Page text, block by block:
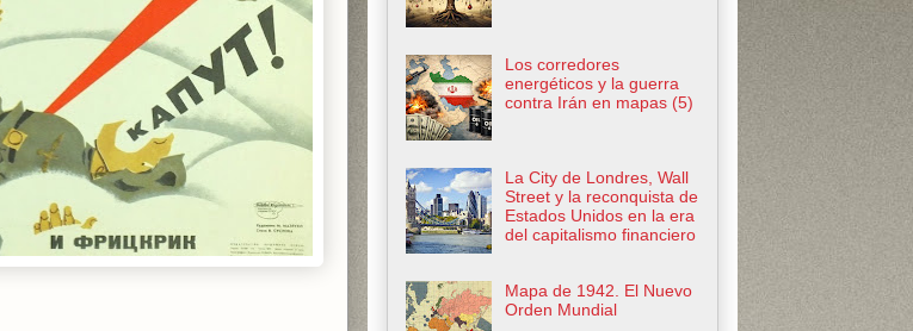
Los corredores
energéticos y la guerra
contra Irán en mapas (5)
La City de Londres, Wall
Street y la reconquista de
Estados Unidos en la era
del capitalismo financiero
Mapa de 1942. El Nuevo
Orden Mundial